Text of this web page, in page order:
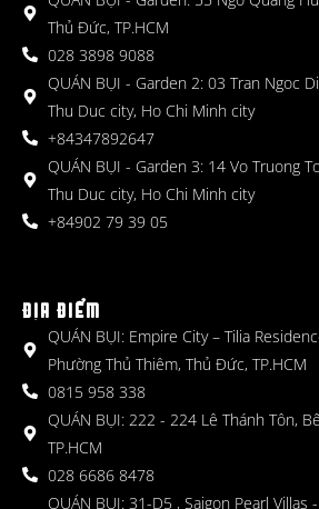
Thủ Đức, TP.HCM
028 3898 9088
QUÁN BỤI - Garden 2: 03 Tran Ngoc
Thu Duc city, Ho Chi Minh city
+84347892647
QUÁN BỤI - Garden 3: 14 Vo Truong
Thu Duc city, Ho Chi Minh city
+84902 79 39 05
ĐỊA ĐIỂM
QUÁN BỤI: Empire City – Tilia
Phường Thủ Thiêm, Thủ Đức, TP.HCM
0815 958 338
QUÁN BỤI: 222 - 224 Lê Thánh Tôn,
TP.HCM
028 6686 8478
QUÁN BỤI: 31-D5 , Saigon Pearl Villas